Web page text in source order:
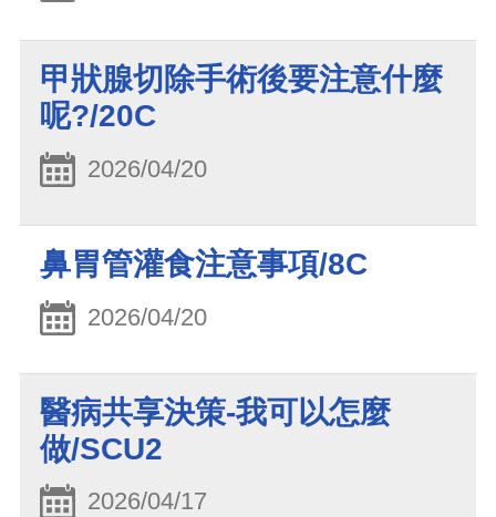
甲狀腺切除手術後要注意什麼
呢?/20C
2026/04/20
鼻胃管灌食注意事項/8C
2026/04/20
醫病共享決策-我可以怎麼
做/SCU2
2026/04/17